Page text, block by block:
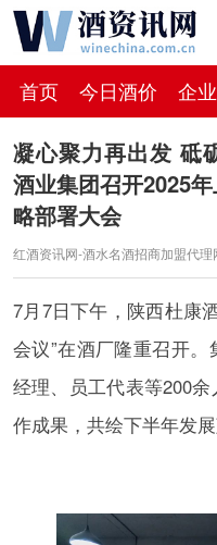
首页 今日酒价 企业
百科
凝心聚力再出发
酒业集团召开2025
略部署大会
红酒资讯网-酒水名酒招商加盟代理
7月7日下午，陕西杜康
会议”在酒厂隆重召开
经理、员工代表等200
作成果，共绘下半年发展